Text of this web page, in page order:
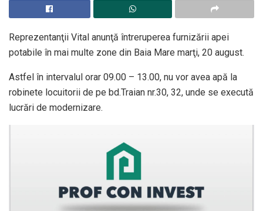
Reprezentanţii Vital anunţă întreruperea furnizării apei
potabile în mai multe zone din Baia Mare marţi, 20 august.
Astfel în intervalul orar 09.00 – 13.00, nu vor avea apă la
robinete locuitorii de pe bd.Traian nr.30, 32, unde se execută
lucrări de modernizare.